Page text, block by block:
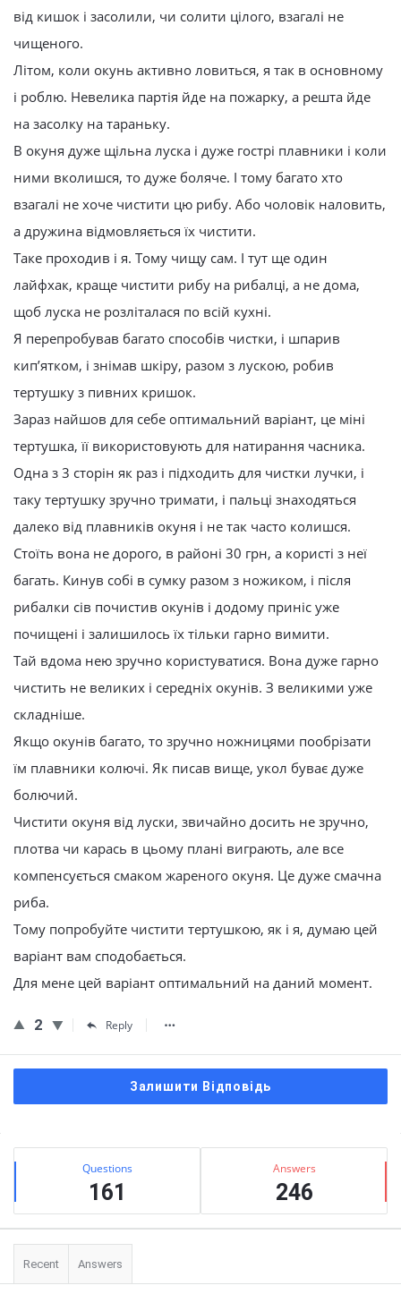
від кишок і засолили, чи солити цілого, взагалі не
чищеного.
Літом, коли окунь активно ловиться, я так в основному
і роблю. Невелика партія йде на пожарку, а решта йде
на засолку на тараньку.
В окуня дуже щільна луска і дуже гострі плавники і коли
ними вколишся, то дуже боляче. І тому багато хто
взагалі не хоче чистити цю рибу. Або чоловік наловить,
а дружина відмовляється їх чистити.
Таке проходив і я. Тому чищу сам. І тут ще один
лайфхак, краще чистити рибу на рибалці, а не дома,
щоб луска не розліталася по всій кухні.
Я перепробував багато способів чистки, і шпарив
кип’ятком, і знімав шкіру, разом з лускою, робив
тертушку з пивних кришок.
Зараз найшов для себе оптимальний варіант, це міні
тертушка, її використовують для натирання часника.
Одна з 3 сторін як раз і підходить для чистки лучки, і
таку тертушку зручно тримати, і пальці знаходяться
далеко від плавників окуня і не так часто колишся.
Стоїть вона не дорого, в районі 30 грн, а користі з неї
багать. Кинув собі в сумку разом з ножиком, і після
рибалки сів почистив окунів і додому приніс уже
почищені і залишилось їх тільки гарно вимити.
Тай вдома нею зручно користуватися. Вона дуже гарно
чистить не великих і середніх окунів. З великими уже
складніше.
Якщо окунів багато, то зручно ножницями пообрізати
їм плавники колючі. Як писав вище, укол буває дуже
болючий.
Чистити окуня від луски, звичайно досить не зручно,
плотва чи карась в цьому плані виграють, але все
компенсується смаком жареного окуня. Це дуже смачна
риба.
Тому попробуйте чистити тертушкою, як і я, думаю цей
варіант вам сподобається.
Для мене цей варіант оптимальний на даний момент.
2 Reply
Залишити Відповідь
Сидіння
Stats Questions
161
Answers
246
Recent Answers